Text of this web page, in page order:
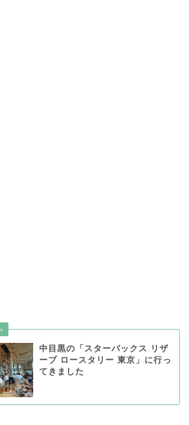
中目黒の「スターバックス リザ
ーブ ロースタリー 東京」に行っ
てきました